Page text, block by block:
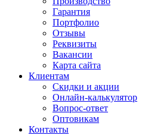
Гарантия
Портфолио
Отзывы
Реквизиты
Вакансии
Карта сайта
Клиентам
Скидки и акции
Онлайн-калькулятор
Вопрос-ответ
Оптовикам
Контакты